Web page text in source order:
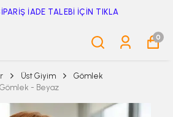
İADE TALEBİ İÇİN TIKLA
0
Üst Giyim
Gömlek
- Beyaz